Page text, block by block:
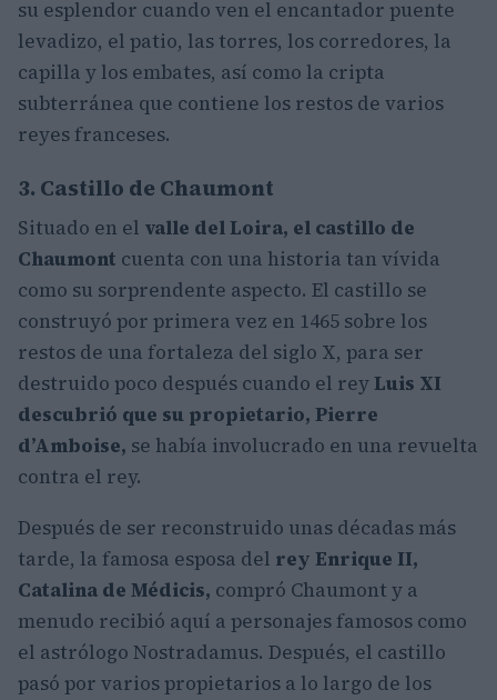
su esplendor cuando ven el encantador puente
levadizo, el patio, las torres, los corredores, la
capilla y los embates, así como la cripta
subterránea que contiene los restos de varios
reyes franceses.
3. Castillo de Chaumont
Situado en el valle del Loira, el castillo de
Chaumont cuenta con una historia tan vívida
como su sorprendente aspecto. El castillo se
construyó por primera vez en 1465 sobre los
restos de una fortaleza del siglo X, para ser
destruido poco después cuando el rey Luis XI
descubrió que su propietario, Pierre
d’Amboise, se había involucrado en una revuelta
contra el rey.
Después de ser reconstruido unas décadas más
tarde, la famosa esposa del rey Enrique II,
Catalina de Médicis, compró Chaumont y a
menudo recibió aquí a personajes famosos como
el astrólogo Nostradamus. Después, el castillo
pasó por varios propietarios a lo largo de los